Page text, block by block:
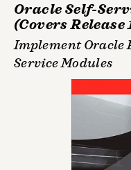
Oracle Self-
(Covers Release
Implement Oracle
Service Modules